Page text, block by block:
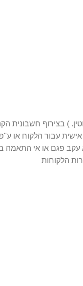
עבור הלקוח או
הלקוחות